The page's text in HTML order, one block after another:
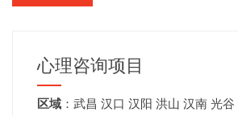
心理咨询项目
区域 ： 武昌 汉口 汉阳 洪山 汉南 光谷